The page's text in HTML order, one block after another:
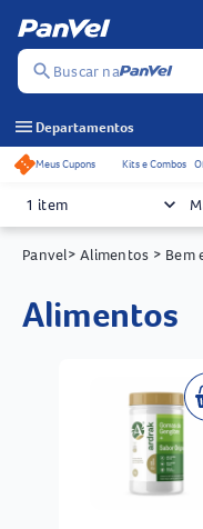
search Buscar na
menu Departamentos
Meus Cupons Kits e Combos
1 item keyboard_arrow_down
Panvel> Alimentos > Bem
alimentos